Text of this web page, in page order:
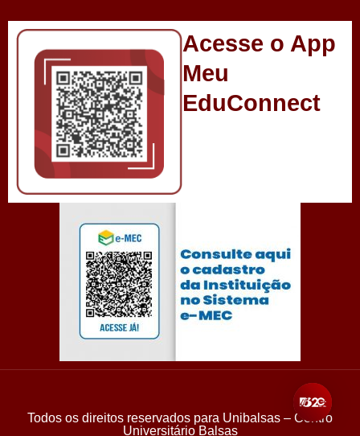
Acesse o App
Meu
EduConnect
Todos os direitos reservados para Unibalsas – Centro
Universitário Balsas